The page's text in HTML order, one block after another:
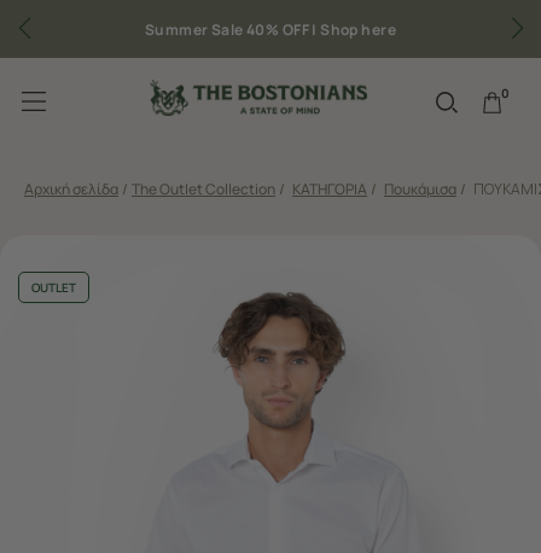
Summer Sale 40% OFF | Shop here
0
Αρχική σελίδα / The Outlet Collection / ΚΑΤΗΓΟΡΙΑ / Πουκάμισα /
OUTLET